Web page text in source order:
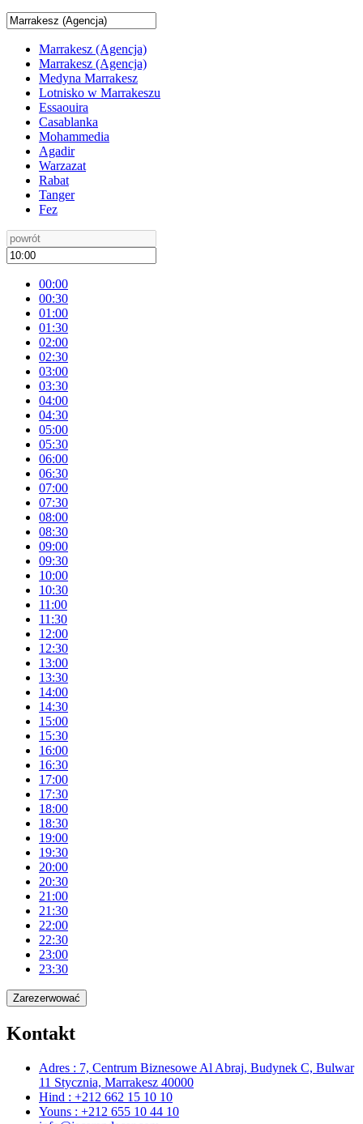
Marrakesz (Agencja)
Marrakesz (Agencja)
Medyna Marrakesz
Lotnisko w Marrakeszu
Essaouira
Casablanka
Mohammedia
Agadir
Warzazat
Rabat
Tanger
Fez
00:00
00:30
01:00
01:30
02:00
02:30
03:00
03:30
04:00
04:30
05:00
05:30
06:00
06:30
07:00
07:30
08:00
08:30
09:00
09:30
10:00
10:30
11:00
11:30
12:00
12:30
13:00
13:30
14:00
14:30
15:00
15:30
16:00
16:30
17:00
17:30
18:00
18:30
19:00
19:30
20:00
20:30
21:00
21:30
22:00
22:30
23:00
23:30
Zarezerwować
Kontakt
Adres : 7, Centrum Biznesowe Al Abraj, Budynek C, Bulwar
11 Stycznia, Marrakesz 40000
Hind : +212 662 15 10 10
Youns : +212 655 10 44 10